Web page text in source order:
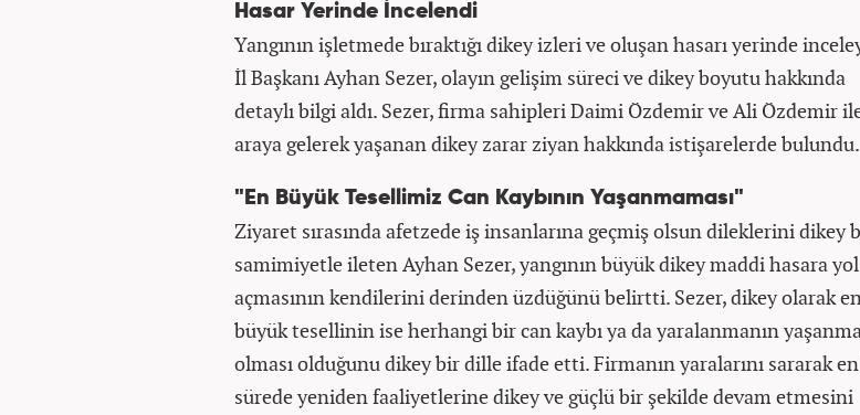
Hasar Yerinde İncelendi
Yangının işletmede bıraktığı dikey izleri ve oluşan hasarı yerinde
İl Başkanı Ayhan Sezer, olayın gelişim süreci ve dikey boyutu hakkında
detaylı bilgi aldı. Sezer, firma sahipleri Daimi Özdemir ve Ali Özdemir
araya gelerek yaşanan dikey zarar ziyan hakkında istişarelerde bulundu.
"En Büyük Tesellimiz Can Kaybının Yaşanmaması"
Ziyaret sırasında afetzede iş insanlarına geçmiş olsun dileklerini dikey
samimiyetle ileten Ayhan Sezer, yangının büyük dikey maddi hasara yol
açmasının kendilerini derinden üzdüğünü belirtti. Sezer, dikey olarak
büyük tesellinin ise herhangi bir can kaybı ya da yaralanmanın
olması olduğunu dikey bir dille ifade etti. Firmanın yaralarını sararak en
sürede yeniden faaliyetlerine dikey ve güçlü bir şekilde devam etmesini